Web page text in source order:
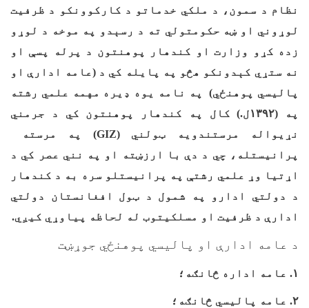
نظام د سمون، د ملکي خدماتو د کارکوونکو د ظرفیت
لوړوني او ښه حکومتولي ته د رسېدو په موخه د لوړو
زده کړو وزارت او کندهار پوهنتون د پرله پسې او
نه ستړي کېدونکو هڅو په پایله کي د (عامه ادارې او
پالیسي پوهنځي) په نامه یوه ډیره مهمه علمي رشته
په (۱۳۹۲ل.) کال په کندهار پوهنتون کي د جرمني
نړیواله مرستندویه ټولني (GIZ) په مرسته
پرانیستله، چي د دې با ارزښته او په نني عصر کي د
اړتيا وړ علمي رشتې په پرانیستلو سره به د کندهار
د دولتي ادارو په شمول د ټول افغانستان دولتي
ادارې د ظرفیت او مسلکیتوب له لحاظه پیاوړي کيږي.
د عامه ادارې او پالیسي پوهنځي جوړښت
۱. عامه اداره څانګه؛
۲. عامه پالیسي څانګه؛